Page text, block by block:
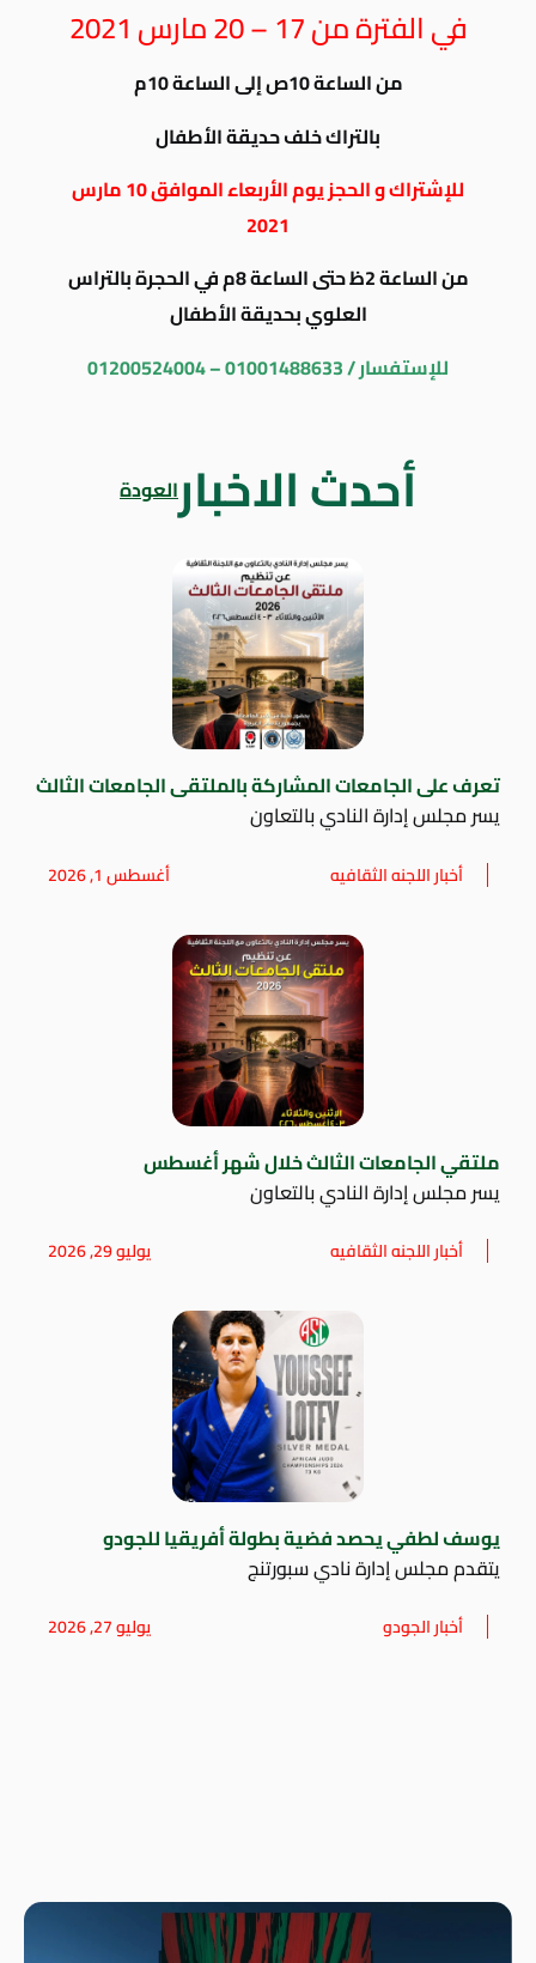
في الفترة من 17 – 20 مارس 2021
من الساعة 10ص إلى الساعة 10م
بالتراك خلف حديقة الأطفال
للإشتراك و الحجز يوم الأربعاء الموافق 10 مارس
2021
من الساعة 2ظ حتى الساعة 8م في الحجرة بالتراس
العلوي بحديقة الأطفال
للإستفسار / 01001488633 – 01200524004
أحدث الاخبارالعودة
تعرف على الجامعات المشاركة بالملتقى الجامعات الثالث
يسر مجلس إدارة النادي بالتعاون
أخبار اللجنه الثقافيه أغسطس 1, 2026
ملتقي الجامعات الثالث خلال شهر أغسطس
يسر مجلس إدارة النادي بالتعاون
أخبار اللجنه الثقافيه يوليو 29, 2026
يوسف لطفي يحصد فضية بطولة أفريقيا للجودو
يتقدم مجلس إدارة نادي سبورتنج
أخبار الجودو يوليو 27, 2026